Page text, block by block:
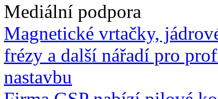
Mediální podpora
Magnetické vrtačky,
frézy a další nářadí pro
nastavbu